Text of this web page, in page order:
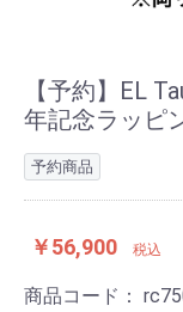
【予約】EL
年記念ラッピ
予約商品
￥56,900 税込
商品コード：